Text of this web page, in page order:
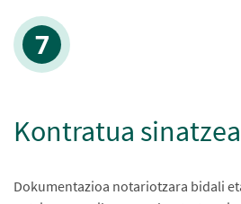
Kontratua sinatzea
Dokumentazioa notariotzara bidali